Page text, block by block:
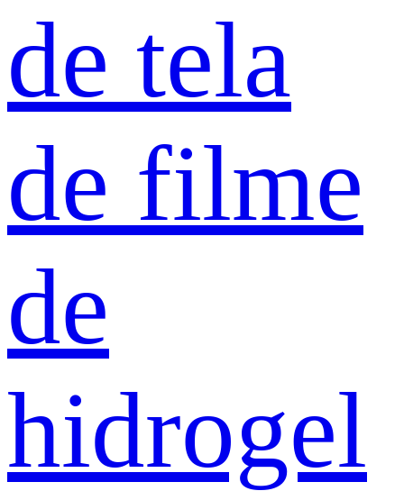
de tela
de filme
de
hidrogel